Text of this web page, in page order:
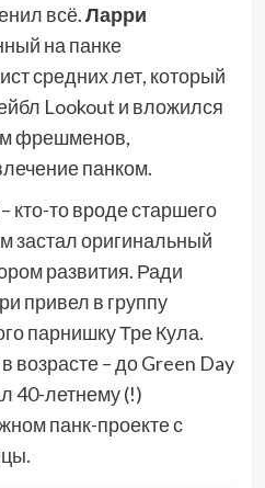
всё.Ларри
на панке
средних лет, который
Lookout и вложился
фрешменов,
панком.
кто-то вроде старшего
застал оригинальный
развития. Ради
привел в группу
парнишку Тре Кула.
возрасте – до Green Day
40-летнему (!)
панк-проекте с